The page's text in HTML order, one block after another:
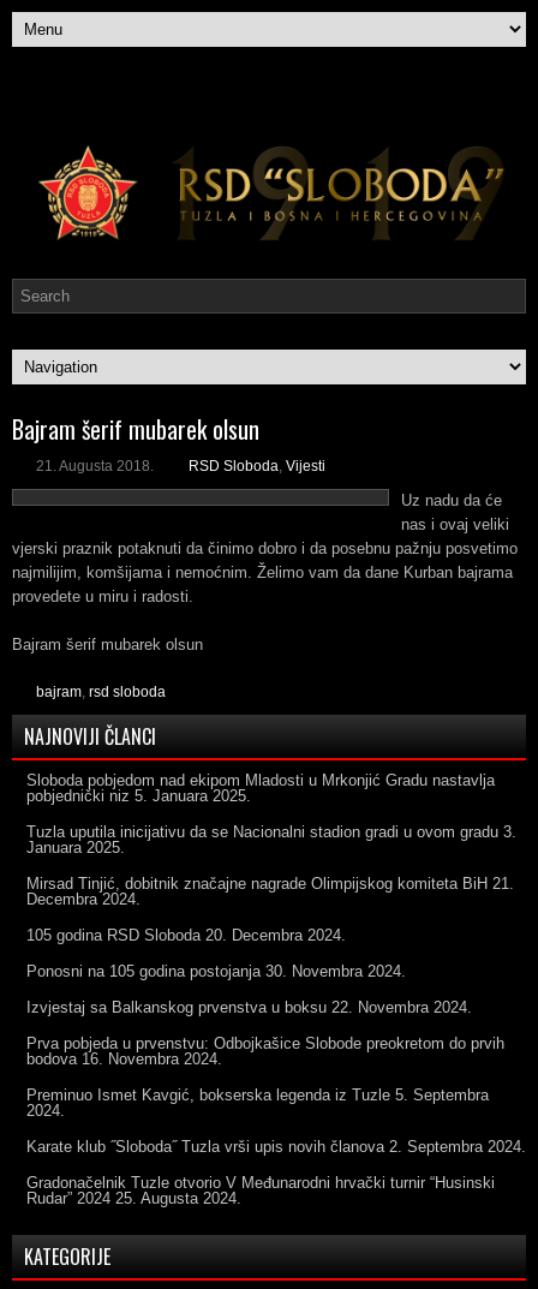
Bajram šerif mubarek olsun
21. Augusta 2018. RSD Sloboda Vijesti
Uz nadu da će
nas i ovaj veliki
vjerski praznik potaknuti da činimo dobro i da posebnu pažnju posvetimo
najmilijim, komšijama i nemoćnim. Želimo vam da dane Kurban bajrama
provedete u miru i radosti.
Bajram šerif mubarek olsun
bajram rsd sloboda
NAJNOVIJI ČLANCI
Sloboda pobjedom nad ekipom Mladosti u Mrkonjić Gradu nastavlja
pobjednički niz 5. Januara 2025.
Tuzla uputila inicijativu da se Nacionalni stadion gradi u ovom gradu 3.
Januara 2025.
Mirsad Tinjić, dobitnik značajne nagrade Olimpijskog komiteta BiH 21.
Decembra 2024.
105 godina RSD Sloboda 20. Decembra 2024.
Ponosni na 105 godina postojanja 30. Novembra 2024.
Izvjestaj sa Balkanskog prvenstva u boksu 22. Novembra 2024.
Prva pobjeda u prvenstvu: Odbojkašice Slobode preokretom do prvih
bodova 16. Novembra 2024.
Preminuo Ismet Kavgić, bokserska legenda iz Tuzle 5. Septembra
2024.
Karate klub ˝Sloboda˝ Tuzla vrši upis novih članova 2. Septembra 2024.
Gradonačelnik Tuzle otvorio V Međunarodni hrvački turnir “Husinski
Rudar” 2024 25. Augusta 2024.
KATEGORIJE